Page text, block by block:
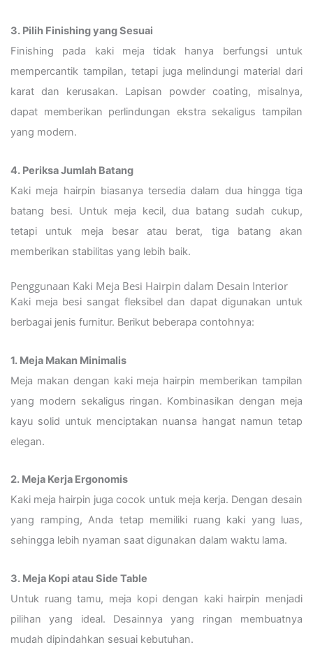
3. Pilih Finishing yang Sesuai
Finishing pada kaki meja tidak hanya berfungsi untuk
mempercantik tampilan, tetapi juga melindungi material dari
karat dan kerusakan. Lapisan powder coating, misalnya,
dapat memberikan perlindungan ekstra sekaligus tampilan
yang modern.
4. Periksa Jumlah Batang
Kaki meja hairpin biasanya tersedia dalam dua hingga tiga
batang besi. Untuk meja kecil, dua batang sudah cukup,
tetapi untuk meja besar atau berat, tiga batang akan
memberikan stabilitas yang lebih baik.
Penggunaan Kaki Meja Besi Hairpin dalam Desain Interior
Kaki meja besi sangat fleksibel dan dapat digunakan untuk
berbagai jenis furnitur. Berikut beberapa contohnya:
1. Meja Makan Minimalis
Meja makan dengan kaki meja hairpin memberikan tampilan
yang modern sekaligus ringan. Kombinasikan dengan meja
kayu solid untuk menciptakan nuansa hangat namun tetap
elegan.
2. Meja Kerja Ergonomis
Kaki meja hairpin juga cocok untuk meja kerja. Dengan desain
yang ramping, Anda tetap memiliki ruang kaki yang luas,
sehingga lebih nyaman saat digunakan dalam waktu lama.
3. Meja Kopi atau Side Table
Untuk ruang tamu, meja kopi dengan kaki hairpin menjadi
pilihan yang ideal. Desainnya yang ringan membuatnya
mudah dipindahkan sesuai kebutuhan.